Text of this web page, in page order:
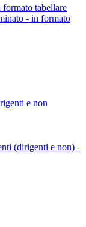
formato tabellare
- in formato
e non
(dirigenti e non) -